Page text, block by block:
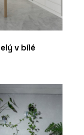
v bílé